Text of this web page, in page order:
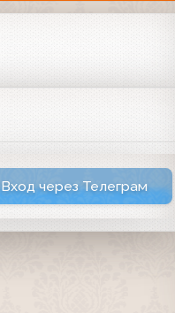
Вход через Телеграм